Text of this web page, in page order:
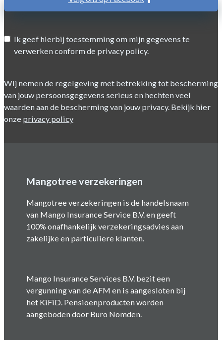
Ik geef hierbij toestemming om mijn gegevens te
verwerken conform de privacy policy.
Wij nemen de regelgeving met betrekking tot bescherming
van jouw persoonsgegevens serieus en hechten veel
waarden aan de bescherming van jouw privacy. Bekijk hier
onze privacy policy
Mangotree verzekeringen
Mangotree verzekeringen is de handelsnaam
van Mango Insurance Service B.V. en geeft
100% onafhankelijk verzekeringsadvies aan
zakelijke en particuliere klanten.
Mango Insurance Services B.V. bezit een
vergunning van de AFM en is aangesloten bij
het KiFiD. Pensioenproducten worden
aangeboden door Buro Nomden.